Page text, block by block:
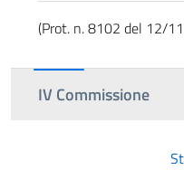
(Prot. n. 8102 del 12/
IV Commissione